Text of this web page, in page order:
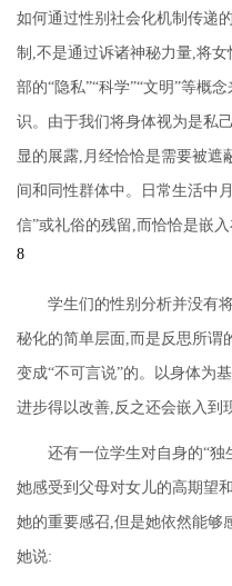
如何通过性别社会化机制传递
制 ,不是通过诉诸神秘力量,将女
部的“隐私”“科学”“文明”等概念
识。由于我们将身体视为是私
显的展露, 月经恰恰是需要被遮
间和同性群体中。日常生活中
信”或礼俗的残留,而恰恰是嵌
8
学生们的性别分析并没有
秘化的简单层面,而是反思所谓
变成“不可言说”的。以身体为
进步得以改善,反之还会嵌入到
还有一位学生对自身的“独
她感受到父母对女儿的高期望
她的重要感召,但是她依然能够
她说: